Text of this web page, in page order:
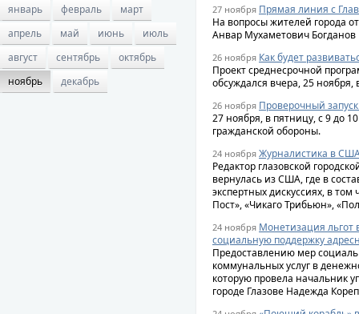
январь февраль
март
апрель
май июнь
июль
август
сентябрь
октябрь
ноябрь
декабрь
27 ноября Прямая линия с
На вопросы жителей города
Анвар Мухаметович Богданов
26 ноября Как будет
Проект среднесрочной
обсуждался вчера, 25
26 ноября Проверочный
27 ноября, в пятницу, с 9 до
гражданской обороны.
24 ноября Журналистика в
Редактор глазовской
вернулась из США, где в
экспертных дискуссиях, в том
Пост», «Чикаго Трибьюн»,
24 ноября Монетизация льгот
социальную поддержку
Предоставлению мер
коммунальных услуг в
которую провела начальник
городе Глазове Надежда